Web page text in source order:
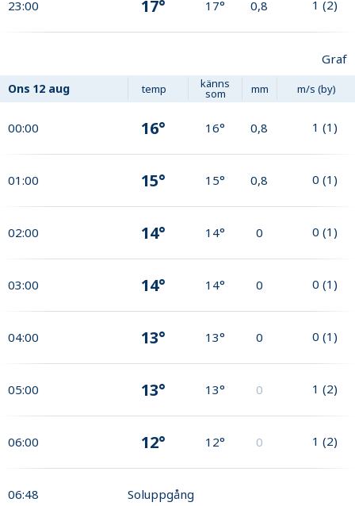
23:00 17° 17° 0,8 1 (2)
Graf
Ons 12 aug temp känns
som mm m/s (by)
00:00 16° 16° 0,8 1 (1)
01:00 15° 15° 0,8 0 (1)
02:00 14° 14° 0 0 (1)
03:00 14° 14° 0 0 (1)
04:00 13° 13° 0 0 (1)
05:00 13° 13° 0 1 (2)
06:00 12° 12° 0 1 (2)
06:48 Soluppgång